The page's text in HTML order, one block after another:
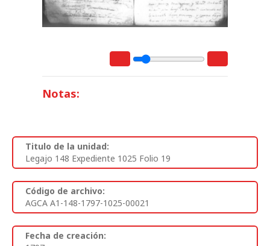
Notas:
Titulo de la unidad:
Legajo 148 Expediente 1025 Folio 19
Código de archivo:
AGCA A1-148-1797-1025-00021
Fecha de creación: